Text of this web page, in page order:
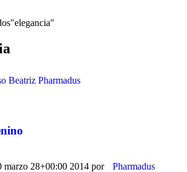
marzo 28+00:00 2014 por
Pharmadus